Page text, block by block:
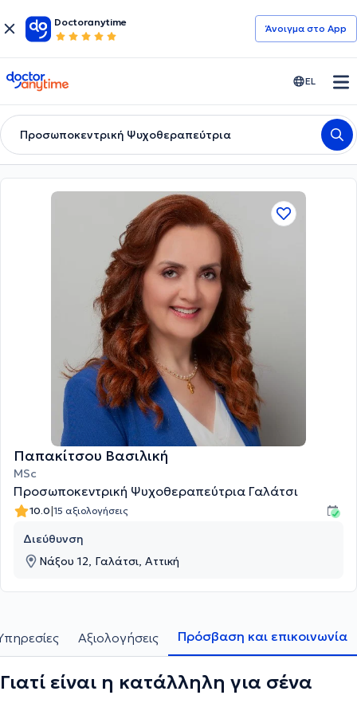
Doctoranytime
Άνοιγμα στο App
doctoranytime EL
Προσωποκεντρική Ψυχοθεραπεύτρια
Παπακίτσου Βασιλική
MSc
Προσωποκεντρική Ψυχοθεραπεύτρια Γαλάτσι
10.0|15 αξιολογήσεις
Διεύθυνση
Νάξου 12, Γαλάτσι, Αττική
Αξιολογήσεις Πρόσβαση και επικοινωνία
Γιατί είναι η κατάλληλη για σένα